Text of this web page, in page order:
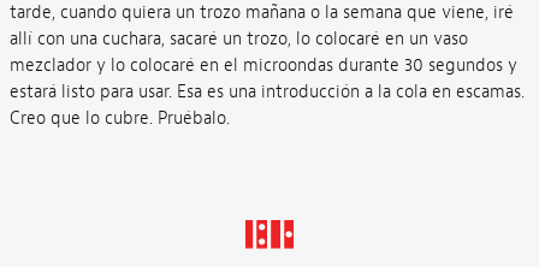
tarde, cuando quiera un trozo mañana o la semana que viene, iré
allí con una cuchara, sacaré un trozo, lo colocaré en un vaso
mezclador y lo colocaré en el microondas durante 30 segundos y
estará listo para usar. Esa es una introducción a la cola en escamas.
Creo que lo cubre. Pruébalo.